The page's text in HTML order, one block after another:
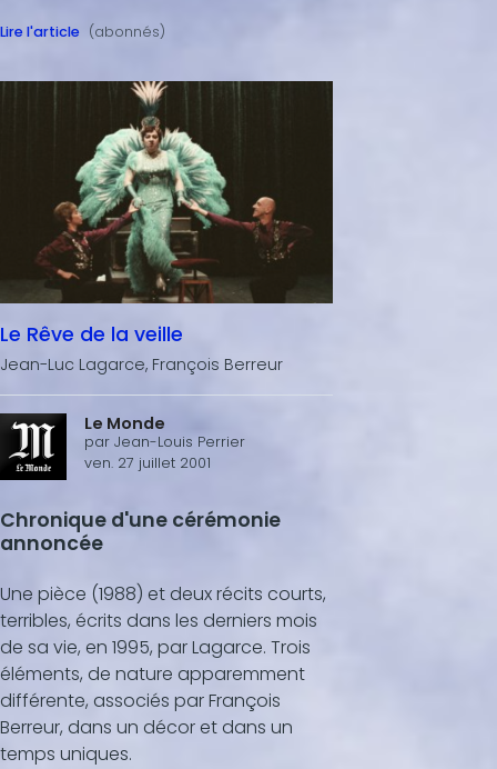
Lire l'article (abonnés)
Le Rêve de la veille
Jean-Luc Lagarce, François Berreur
Le Monde
par Jean-Louis Perrier
ven. 27 juillet 2001
Chronique d'une cérémonie
annoncée
Une pièce (1988) et deux récits courts,
terribles, écrits dans les derniers mois
de sa vie, en 1995, par Lagarce. Trois
éléments, de nature apparemment
différente, associés par François
Berreur, dans un décor et dans un
temps uniques.